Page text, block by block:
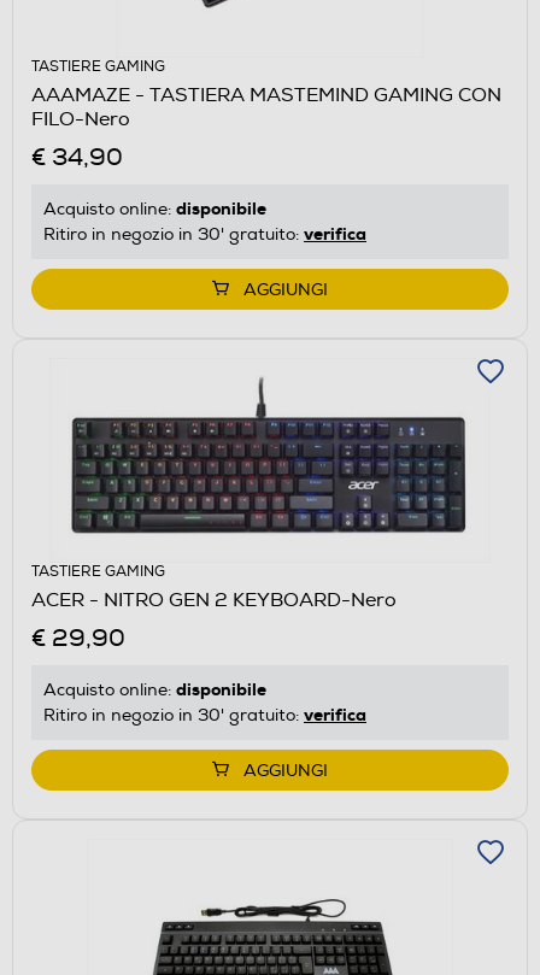
TASTIERE GAMING
AAAMAZE - TASTIERA MASTEMIND GAMING CON
FILO-Nero
€ 34,90
Acquisto online: disponibile
Ritiro in negozio in 30' gratuito: verifica
AGGIUNGI
TASTIERE GAMING
ACER - NITRO GEN 2 KEYBOARD-Nero
€ 29,90
Acquisto online: disponibile
Ritiro in negozio in 30' gratuito: verifica
AGGIUNGI